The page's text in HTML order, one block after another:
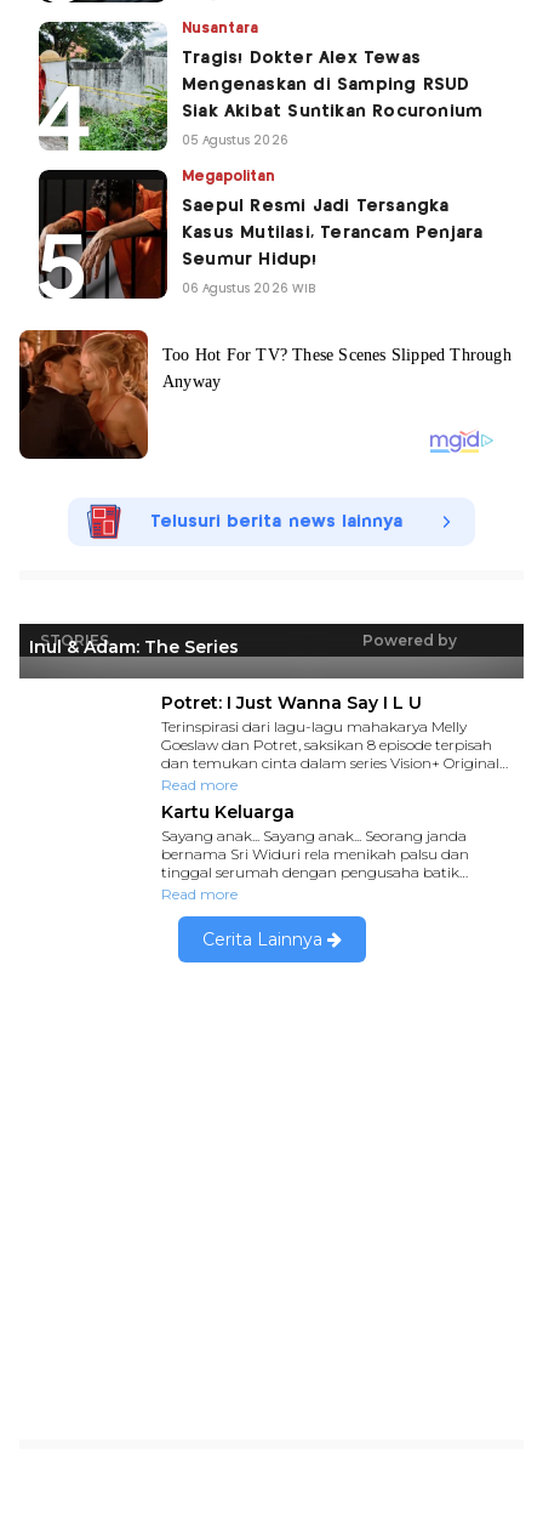
Nusantara
Tragis! Dokter Alex Tewas
Mengenaskan di Samping RSUD
Siak Akibat Suntikan Rocuronium
05 Agustus 2026
Megapolitan
Saepul Resmi Jadi Tersangka
Kasus Mutilasi, Terancam Penjara
Seumur Hidup!
06 Agustus 2026 WIB
Telusuri berita news lainnya